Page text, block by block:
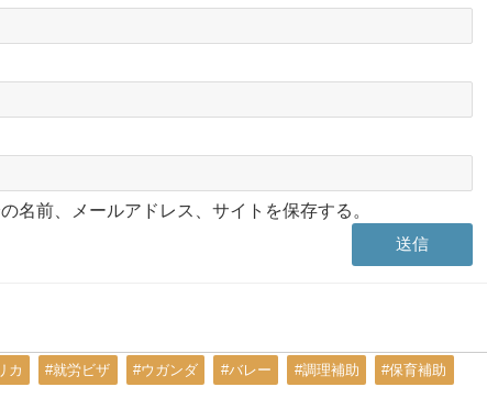
名前、メールアドレス、サイトを保存する。
カ #就労ビザ #ウガンダ #バレー #調理補助 #保育補助